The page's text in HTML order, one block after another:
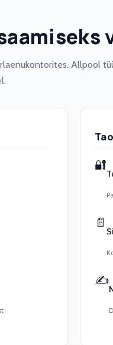
Allpool
🔐
📄
✍️